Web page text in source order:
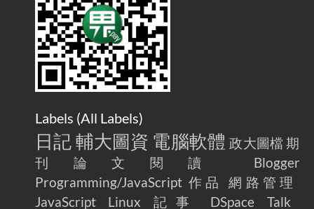
Labels (All Labels)
日記 輔大圖資 電腦軟體 政大圖檔 期
刊論文閱讀
Blogger
Programming/JavaScript 作品
網路管理
JavaScript
Linux 記事 DSpace
Talk